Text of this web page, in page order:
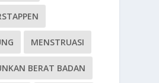
MENSTRUASI
BERAT BADAN